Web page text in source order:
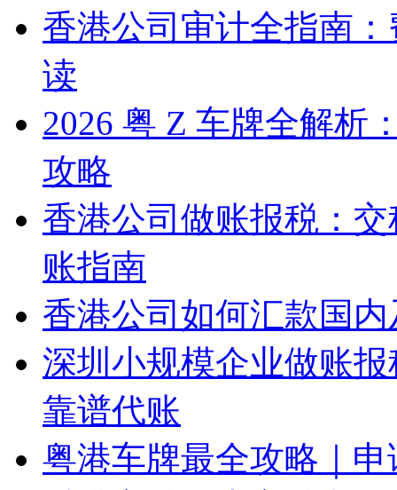
香港公司审计全指南
读
2026 粤 Z 车牌全解析
攻略
香港公司做账报税：
账指南
香港公司如何汇款国
深圳小规模企业做账
靠谱代账
粤港车牌最全攻略｜